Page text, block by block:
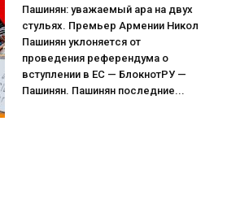
Пашинян: уважаемый ара на двух
стульях. Премьер Армении Никол
Пашинян уклоняется от
проведения референдума о
вступлении в ЕС — БлокнотРУ —
Пашинян. Пашинян последние...